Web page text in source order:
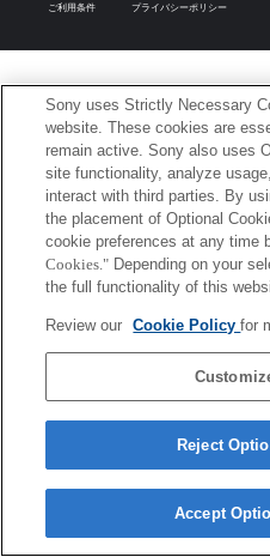
ご利用条件 プライバシーポリシー
Sony uses Strictly Necessary
website. These cookies are
remain active. Sony also uses
site functionality, analyze
interact with third parties. By
the placement of Optional
cookie preferences at any time
Cookies." Depending on your
the full functionality of this
Review our Cookie Policyfor
Reject
Accept